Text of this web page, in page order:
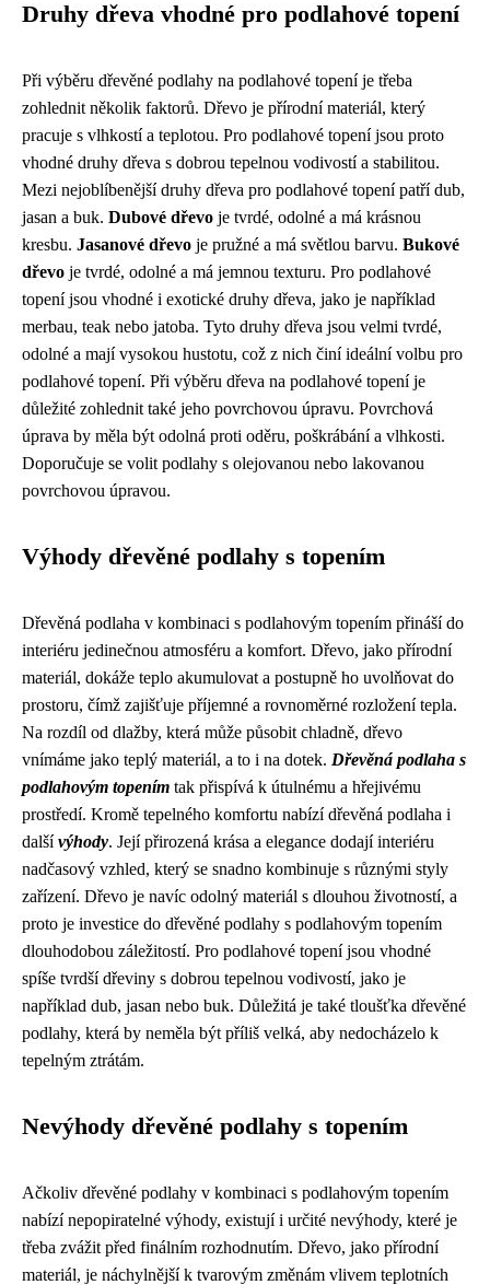
Druhy dřeva vhodné pro podlahové topení
Při výběru dřevěné podlahy na podlahové topení je třeba
zohlednit několik faktorů. Dřevo je přírodní materiál, který
pracuje s vlhkostí a teplotou. Pro podlahové topení jsou proto
vhodné druhy dřeva s dobrou tepelnou vodivostí a stabilitou.
Mezi nejoblíbenější druhy dřeva pro podlahové topení patří dub,
jasan a buk. Dubové dřevo je tvrdé, odolné a má krásnou
kresbu. Jasanové dřevo je pružné a má světlou barvu. Bukové
dřevo je tvrdé, odolné a má jemnou texturu. Pro podlahové
topení jsou vhodné i exotické druhy dřeva, jako je například
merbau, teak nebo jatoba. Tyto druhy dřeva jsou velmi tvrdé,
odolné a mají vysokou hustotu, což z nich činí ideální volbu pro
podlahové topení. Při výběru dřeva na podlahové topení je
důležité zohlednit také jeho povrchovou úpravu. Povrchová
úprava by měla být odolná proti oděru, poškrábání a vlhkosti.
Doporučuje se volit podlahy s olejovanou nebo lakovanou
povrchovou úpravou.
Výhody dřevěné podlahy s topením
Dřevěná podlaha v kombinaci s podlahovým topením přináší do
interiéru jedinečnou atmosféru a komfort. Dřevo, jako přírodní
materiál, dokáže teplo akumulovat a postupně ho uvolňovat do
prostoru, čímž zajišťuje příjemné a rovnoměrné rozložení tepla.
Na rozdíl od dlažby, která může působit chladně, dřevo
vnímáme jako teplý materiál, a to i na dotek. Dřevěná podlaha s
podlahovým topením tak přispívá k útulnému a hřejivému
prostředí. Kromě tepelného komfortu nabízí dřevěná podlaha i
dalšívýhody. Její přirozená krása a elegance dodají interiéru
nadčasový vzhled, který se snadno kombinuje s různými styly
zařízení. Dřevo je navíc odolný materiál s dlouhou životností, a
proto je investice do dřevěné podlahy s podlahovým topením
dlouhodobou záležitostí. Pro podlahové topení jsou vhodné
spíše tvrdší dřeviny s dobrou tepelnou vodivostí, jako je
například dub, jasan nebo buk. Důležitá je také tloušťka dřevěné
podlahy, která by neměla být příliš velká, aby nedocházelo k
tepelným ztrátám.
Nevýhody dřevěné podlahy s topením
Ačkoliv dřevěné podlahy v kombinaci s podlahovým topením
nabízí nepopiratelné výhody, existují i určité nevýhody, které je
třeba zvážit před finálním rozhodnutím. Dřevo, jako přírodní
materiál, je náchylnější k tvarovým změnám vlivem teplotních